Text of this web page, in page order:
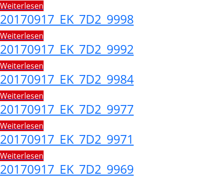
Weiterlesen
20170917_EK_7D2_9998
Weiterlesen
20170917_EK_7D2_9992
Weiterlesen
20170917_EK_7D2_9984
Weiterlesen
20170917_EK_7D2_9977
Weiterlesen
20170917_EK_7D2_9971
Weiterlesen
20170917_EK_7D2_9969